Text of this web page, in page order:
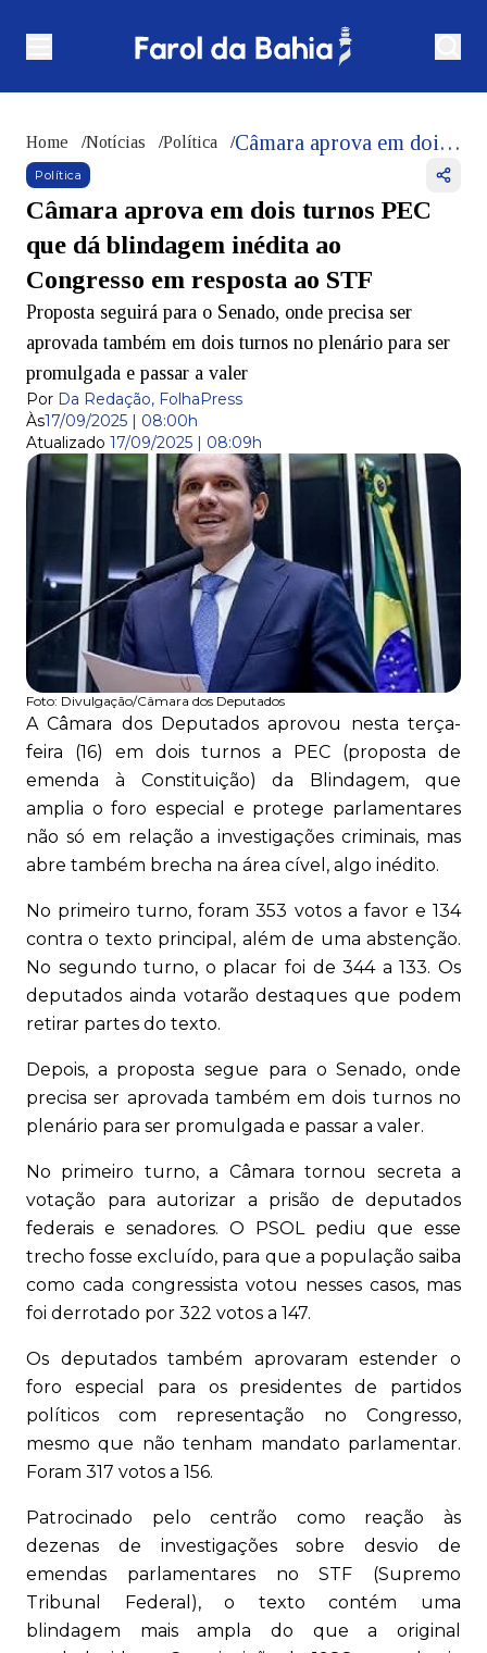
Home /Notícias /Política / Câmara aprova em dois turnos PEC que dá blindagem inédita ao Congresso em resposta ao STF
Política
Câmara aprova em dois turnos PEC
que dá blindagem inédita ao
Congresso em resposta ao STF
Proposta seguirá para o Senado, onde precisa ser
aprovada também em dois turnos no plenário para ser
promulgada e passar a valer
Por Da Redação, FolhaPress
Às17/09/2025 | 08:00h
Atualizado 17/09/2025 | 08:09h
Foto: Divulgação/Câmara dos Deputados
A Câmara dos Deputados aprovou nesta terça-
feira (16) em dois turnos a PEC (proposta de
emenda à Constituição) da Blindagem, que
amplia o foro especial e protege parlamentares
não só em relação a investigações criminais, mas
abre também brecha na área cível, algo inédito.
No primeiro turno, foram 353 votos a favor e 134
contra o texto principal, além de uma abstenção.
No segundo turno, o placar foi de 344 a 133. Os
deputados ainda votarão destaques que podem
retirar partes do texto.
Depois, a proposta segue para o Senado, onde
precisa ser aprovada também em dois turnos no
plenário para ser promulgada e passar a valer.
No primeiro turno, a Câmara tornou secreta a
votação para autorizar a prisão de deputados
federais e senadores. O PSOL pediu que esse
trecho fosse excluído, para que a população saiba
como cada congressista votou nesses casos, mas
foi derrotado por 322 votos a 147.
Os deputados também aprovaram estender o
foro especial para os presidentes de partidos
políticos com representação no Congresso,
mesmo que não tenham mandato parlamentar.
Foram 317 votos a 156.
Patrocinado pelo centrão como reação às
dezenas de investigações sobre desvio de
emendas parlamentares no STF (Supremo
Tribunal Federal), o texto contém uma
blindagem mais ampla do que a original